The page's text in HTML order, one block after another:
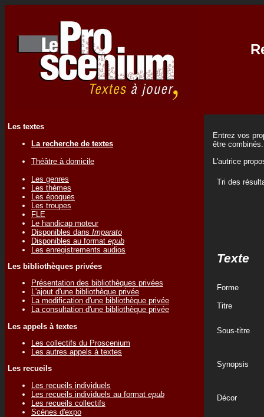
Les textes
La recherche de textes
Théâtre à domicile
Les genres
Les thèmes
Les époques
Les troupes
FLE
Le handicap moteur
Disponibles dans Imparato
Disponibles au format epub
Les enregistrements audios
Les bibliothèques privées
Présentation des bibliothèques privées
L'ajout d'une bibliothèque privée
La modification d'une bibliothèque privée
La consultation d'une bibliothèque privée
Les appels à textes
Les collectifs du Proscenium
Les autres appels à textes
Les recueils
Les recueils individuels
Les recueils individuels au format epub
Les recueils collectifs
Scènes d'expo
Entrez vos
être combinés.
L'autrice
Tri des
Texte
Forme
Titre
Sous-titre
Synopsis
Décor